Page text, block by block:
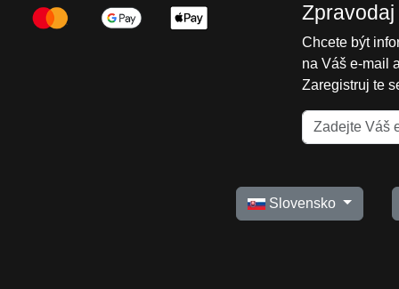
Zpravodaj
Chcete být
na Váš e-mail
Zaregistruj te
Slovensko